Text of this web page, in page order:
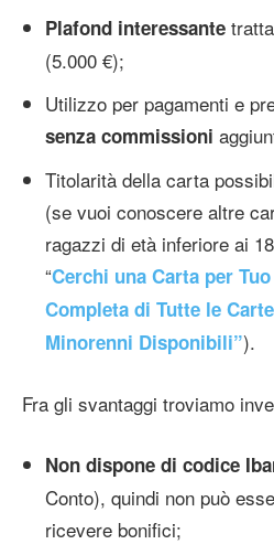
Plafond interessante
(5.000 €);
Utilizzo per pagamenti e
senza commissioni
Titolarità della carta
(se vuoi conoscere altre
ragazzi di età inferiore ai
“Cerchi una Carta per
Completa di Tutte le
Minorenni Disponibili”).
Fra gli svantaggi troviamo
Non dispone di codice
Conto), quindi non può
ricevere bonifici;